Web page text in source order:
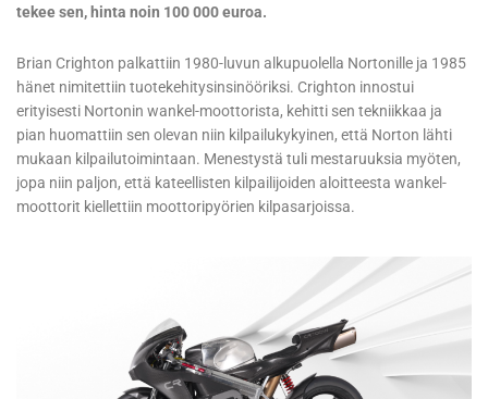
tekee sen, hinta noin 100 000 euroa.
Brian Crighton palkattiin 1980-luvun alkupuolella Nortonille ja 1985
hänet nimitettiin tuotekehitysinsinööriksi. Crighton innostui
erityisesti Nortonin wankel-moottorista, kehitti sen tekniikkaa ja
pian huomattiin sen olevan niin kilpailukykyinen, että Norton lähti
mukaan kilpailutoimintaan. Menestystä tuli mestaruuksia myöten,
jopa niin paljon, että kateellisten kilpailijoiden aloitteesta wankel-
moottorit kiellettiin moottoripyörien kilpasarjoissa.